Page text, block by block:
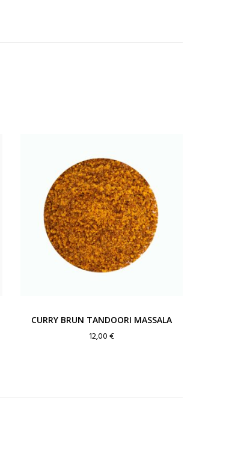
CURRY BRUN TANDOORI MASSALA
12,00€